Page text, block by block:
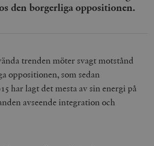
den borgerliga oppositionen.
trenden möter svagt motstånd
oppositionen, som sedan
har lagt det mesta av sin energi på
avseende integration och